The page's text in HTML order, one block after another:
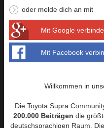
oder melde dich an mit
Mit Google
Mit Facebook
Willkommen in
Die Toyota Supra
200.000 Beiträgen die
deutschsprachigen Raum.